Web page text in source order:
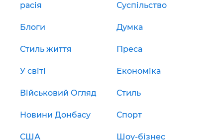
расія Суспільство
Блоги Думка
Стиль життя Преса
У світі Економіка
Військовий Огляд Стиль
Новини Донбасу Спорт
США Шоу-бізнес